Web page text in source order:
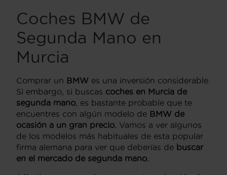
Coches BMW de
Segunda Mano en
Murcia
Comprar un BMW es una inversión considerable.
Si embargo, si buscas coches en Murcia de
segunda mano , es bastante probable que te
encuentres con algún modelo de BMW de
ocasión a un gran precio. Vamos a ver algunos
de los modelos más habituales de esta popular
firma alemana para ver que deberías de buscar
en el mercado de segunda mano.